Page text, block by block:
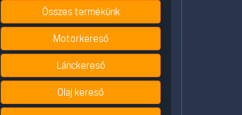
Összes termékünk
Motorkereső
Lánckereső
Olaj kereső